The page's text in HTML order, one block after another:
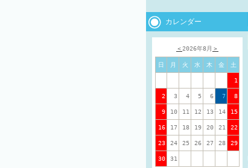
カレンダー
＜2026年8月 ＞
日 月 火 水 木 金 土
1
2 3 4 5 6 7 8
9 10 11 12 13 14 15
16 17 18 19 20 21 22
23 24 25 26 27 28 29
30 31